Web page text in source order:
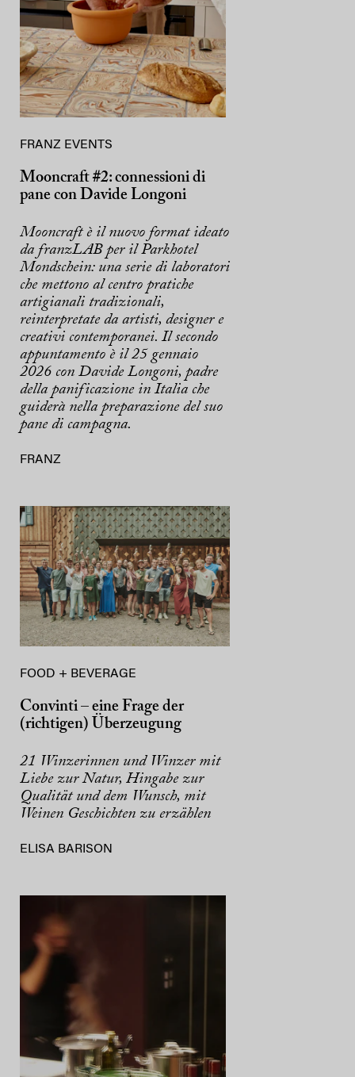
FRANZ EVENTS
Mooncraft #2: connessioni di
pane con Davide Longoni
Mooncraft è il nuovo format ideato
da franzLAB per il Parkhotel
Mondschein: una serie di laboratori
che mettono al centro pratiche
artigianali tradizionali,
reinterpretate da artisti, designer e
creativi contemporanei. Il secondo
appuntamento è il 25 gennaio
2026 con Davide Longoni, padre
della panificazione in Italia che
guiderà nella preparazione del suo
pane di campagna.
FRANZ
FOOD + BEVERAGE
Convinti – eine Frage der
(richtigen) Überzeugung
21 Winzerinnen und Winzer mit
Liebe zur Natur, Hingabe zur
Qualität und dem Wunsch, mit
Weinen Geschichten zu erzählen
ELISA BARISON